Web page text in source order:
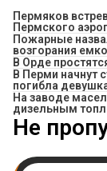
Пермяков
Пермского
Пожарные
возгорания
В Орде
​В Перми начнут
погибла
На заводе
дизельным
Не